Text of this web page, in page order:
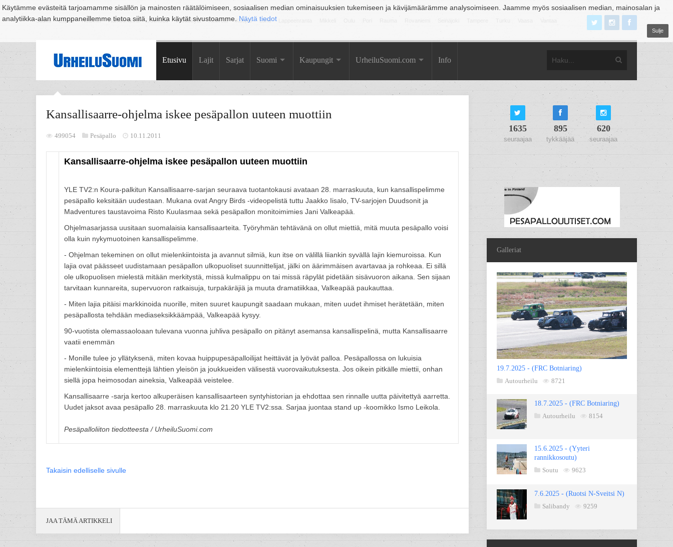
Käytämme evästeitä tarjoamamme sisällön ja mainosten räätälöimiseen, sosiaalisen median ominaisuuksien tukemiseen ja kävijämäärämme analysoimiseen. Jaamme myös sosiaalisen median, mainosalan ja
analytiikka-alan kumppaneillemme tietoa siitä, kuinka käytät sivustoamme. Näytä tiedot
Sulje
Suomi Espoo Helsinki Hämeenlinna Joensuu Jyväskylä Kouvola Kuopio Lahti
Etusivu Lajit Sarjat Suomi Kaupungit UrheiluSuomi.com Info
Kansallisaarre-ohjelma iskee pesäpallon uuteen muottiin
499054 Pesäpallo 10.11.2011
Kansallisaarre-ohjelma iskee pesäpallon uuteen muottiin
YLE TV2:n Koura-palkitun Kansallisaarre-sarjan seuraava tuotantokausi avataan 28. marraskuuta, kun kansallispelimme
pesäpallo keksitään uudestaan. Mukana ovat Angry Birds -videopelistä tuttu Jaakko Iisalo, TV-sarjojen Duudsonit ja
Madventures taustavoima Risto Kuulasmaa sekä pesäpallon monitoimimies Jani Valkeapää.
Ohjelmasarjassa uusitaan suomalaisia kansallisaarteita. Työryhmän tehtävänä on ollut miettiä, mitä muuta pesäpallo voisi
olla kuin nykymuotoinen kansallispelimme.
- Ohjelman tekeminen on ollut mielenkiintoista ja avannut silmiä, kun itse on välillä liiankin syvällä lajin kiemuroissa. Kun
lajia ovat päässeet uudistamaan pesäpallon ulkopuoliset suunnittelijat, jälki on äärimmäisen avartavaa ja rohkeaa. Ei sillä
ole ulkopuolisen mielestä mitään merkitystä, missä kulmalippu on tai missä räpylät pidetään sisävuoron aikana. Sen sijaan
tarvitaan kunnareita, supervuoron ratkaisuja, turpakäräjiä ja muuta dramatiikkaa, Valkeapää paukauttaa.
- Miten lajia pitäisi markkinoida nuorille, miten suuret kaupungit saadaan mukaan, miten uudet ihmiset herätetään, miten
pesäpallosta tehdään mediaseksikkäämpää, Valkeapää kysyy.
90-vuotista olemassaoloaan tulevana vuonna juhliva pesäpallo on pitänyt asemansa kansallispelinä, mutta Kansallisaarre
vaatii enemmän
- Monille tulee jo yllätyksenä, miten kovaa huippupesäpalloilijat heittävät ja lyövät palloa. Pesäpallossa on lukuisia
mielenkiintoisia elementtejä lähtien yleisön ja joukkueiden välisestä vuorovaikutuksesta. Jos oikein pitkälle miettii, onhan
siellä jopa heimosodan aineksia, Valkeapää veistelee.
Kansallisaarre -sarja kertoo alkuperäisen kansallisaarteen syntyhistorian ja ehdottaa sen rinnalle uutta päivitettyä aarretta.
Uudet jaksot avaa pesäpallo 28. marraskuuta klo 21.20 YLE TV2:ssa. Sarjaa juontaa stand up -koomikko Ismo Leikola.
Pesäpalloliiton tiedotteesta / UrheiluSuomi.com
Takaisin edelliselle sivulle
JAA TÄMÄ ARTIKKELI
1635
seuraajaa
895
tykkääjää
620
seuraajaa
Galleriat
19.7.2025 - (FRC Botniaring)
Autourheilu
8721
18.7.2025 - (FRC Botniaring)
Autourheilu
8154
15.6.2025 - (Yyteri
rannikkosoutu)
Soutu
9623
7.6.2025 - (Ruotsi N-Sveitsi N)
Salibandy
9259